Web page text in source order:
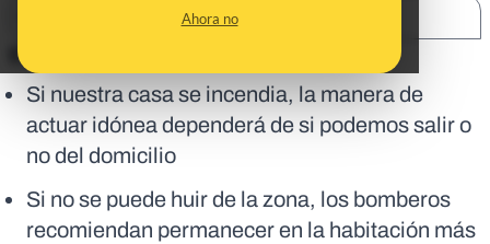
Ahora no
En corto:
Si nuestra casa se incendia, la manera de
actuar idónea dependerá de si podemos salir o
no del domicilio
Si no se puede huir de la zona, los bomberos
recomiendan permanecer en la habitación más